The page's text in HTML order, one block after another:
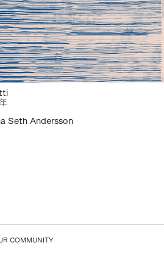
Seth Andersson
COMMUNITY